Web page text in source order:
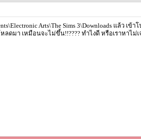
Arts\The Sims 3\Downloads แล้ว เข้าโ
ดมา เหมือนจะไม่ขึ้น!!???? ทำไงดี หรือเราหาไม่